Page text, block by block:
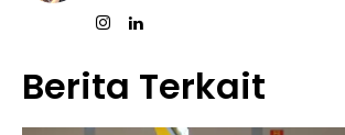
Berita Terkait